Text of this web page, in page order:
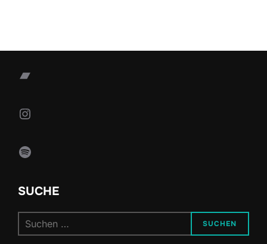
Bandcamp
Instagram
Spotify
SUCHE
Suchen
nach:
SUCHEN